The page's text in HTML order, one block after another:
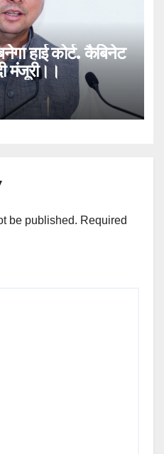
हाई कोर्ट. कैबिनेट
मंजूरी।।
be published. Required